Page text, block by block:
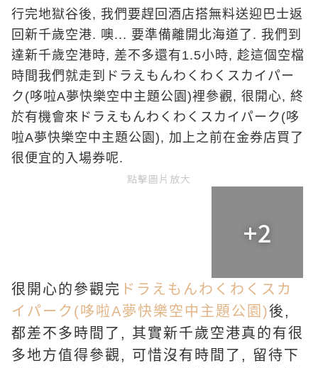
行完地獄谷後, 我們要趕回酒店搭無料送迎巴士返
回新千歲空港. 噢... 要準備離開北海道了. 我們到
達新千歲空港時, 差不多還有1.5小時, 趁這個空檔
時間我們就走到
ドラえもんわくわくスカイパー
ク(哆啦A夢快樂空中主題公園)裡參觀, 很開心, 終
於有機會來 ドラえもんわくわくスカイパーク(哆
啦A夢快樂空中主題公園), 加上之前在金券店買了
很便宜的入場券呢.
點擊圖片放大
+2
很開心的參觀完 ドラえもんわくわくスカ
イパーク(哆啦A夢快樂空中主題公園)後,
都差不多時間了, 其實新千歲空港真的有很
多地方值得參觀, 可惜沒有時間了, 留待下